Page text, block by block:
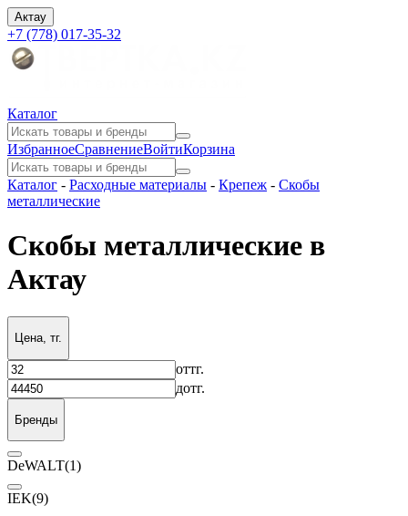
Актау
+7 (778) 017-35-32
Каталог
ИзбранноеСравнениеВойтиКорзина
Каталог - Расходные материалы - Крепеж - Скобы
металлические
Скобы металлические в
Актау
Цена, тг.
оттг.
дотг.
Бренды
DeWALT(1)
IEK(9)